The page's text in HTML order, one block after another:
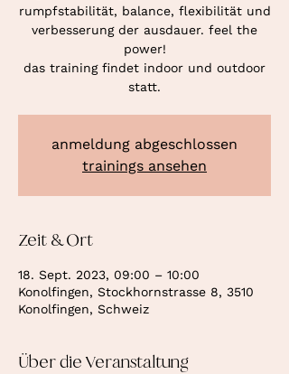
rumpfstabilität, balance, flexibilität und
verbesserung der ausdauer. feel the
power!
das training findet indoor und outdoor
statt.
anmeldung abgeschlossen
trainings ansehen
Zeit & Ort
18. Sept. 2023, 09:00 – 10:00
Konolfingen, Stockhornstrasse 8, 3510
Konolfingen, Schweiz
Über die Veranstaltung